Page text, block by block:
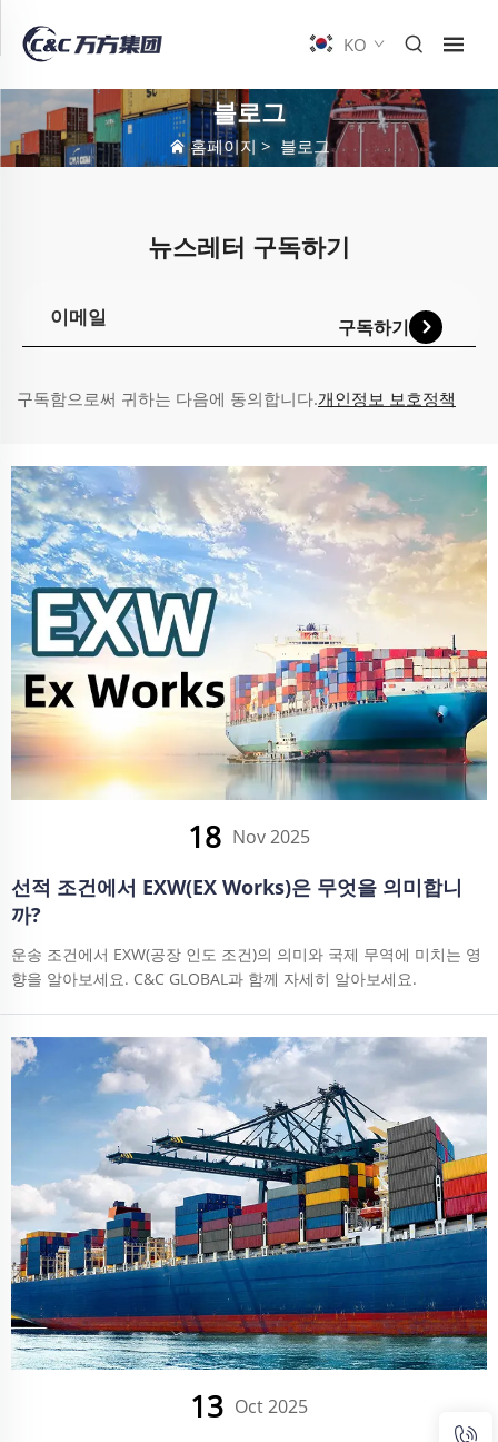
KO
블로그
홈페이지 > 블로그
뉴스레터 구독하기
구독하기
구독함으로써 귀하는 다음에 동의합니다.개인정보 보호정책
18 Nov 2025
선적 조건에서 EXW(EX Works)은 무엇을 의미합니
까?
운송 조건에서 EXW(공장 인도 조건)의 의미와 국제 무역에 미치는 영
향을 알아보세요. C&C GLOBAL과 함께 자세히 알아보세요.
13 Oct 2025